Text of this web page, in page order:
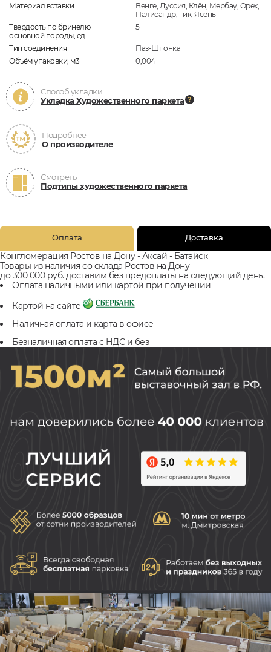
Материал вставки
Венге, Дуссия, Клён, Мербау, Орех,
Палисандр, Тик, Ясень
Твердость по бринелю
основной породы, ед
5
Тип соединения
Паз-Шпонка
Объём упаковки, м3
0,004
Способ укладки
Укладка Художественного паркета
Подробнее
О производителе
Смотреть
Подтипы художественного паркета
Оплата Доставка
Конгломерация Ростов на Дону - Аксай - Батайск
Товары из наличия со склада Ростов на Дону
до 300 000 руб. доставим без предоплаты на следующий день.
Оплата наличными или картой при получении
Картой на сайте
Наличная оплата и карта в офисе
Безналичная оплата с НДС и без